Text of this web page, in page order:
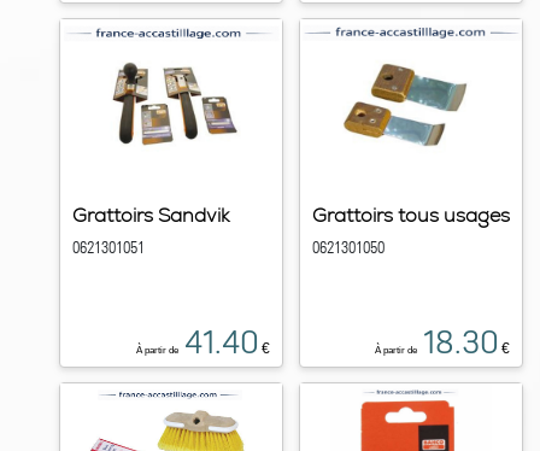
Grattoirs Sandvik
0621301051
À partir de 41.40 €
Grattoirs tous usages
0621301050
À partir de 18.30 €